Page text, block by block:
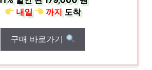
내일
까지도착
구매 바로가기